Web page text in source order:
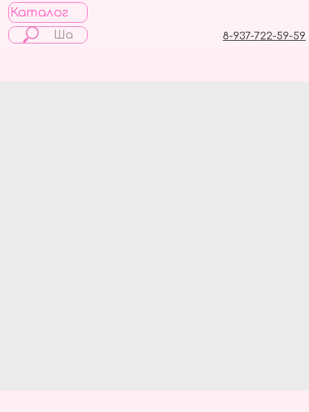
Каталог
8-937-722-59-59